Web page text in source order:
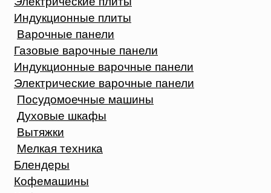
Индукционные плиты
Варочные панели
Газовые варочные панели
Индукционные варочные панели
Электрические варочные панели
Посудомоечные машины
Духовые шкафы
Вытяжки
Мелкая техника
Блендеры
Кофемашины